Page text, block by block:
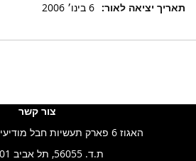
6 בינו׳ 2006
צור קשר
האגוז 6 פארק תעשיות חבל מודיעין (בתאום מראש)
ת.ד. 56055, תל אביב 6156001